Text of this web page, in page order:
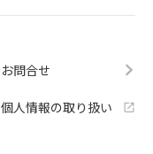
お問合せ
個人情報の取り扱い